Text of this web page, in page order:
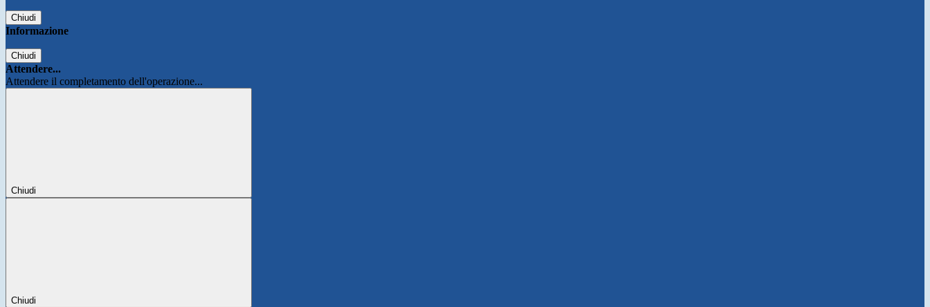
Chiudi
Informazione
Chiudi
Attendere...
Attendere il completamento dell'operazione...
Chiudi
Chiudi